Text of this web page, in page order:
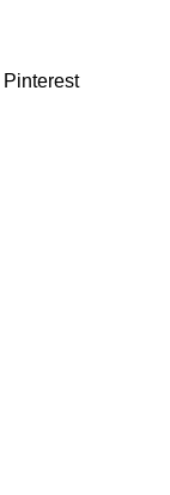
Pinterest